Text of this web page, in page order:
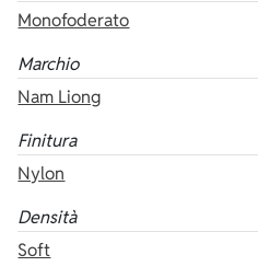
Monofoderato
Marchio
Nam Liong
Finitura
Nylon
Densità
Soft